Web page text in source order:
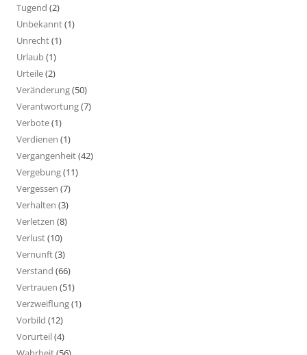
Tugend (2)
Unbekannt(1)
Unrecht(1)
Urlaub(1)
Urteile(2)
Veränderung(50)
Verantwortung(7)
Verbote(1)
Verdienen (1)
Vergangenheit(42)
Vergebung(11)
Vergessen (7)
Verhalten (3)
Verletzen (8)
Verlust(10)
Vernunft(3)
Verstand (66)
Vertrauen (51)
Verzweiflung(1)
Vorbild (12)
Vorurteil(4)